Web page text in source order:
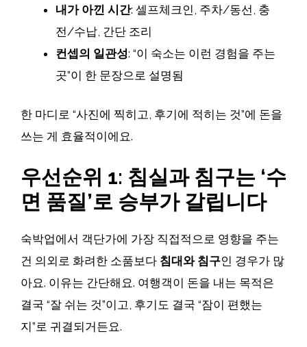
내가 아낀 시간: 셀프체크인, 주차/동선, 충
전/수납, 간단 조리
컨셉의 일관성: “이 숙소는 이런 경험을 주는
곳”이 한 문장으로 설명됨
한 마디로 “사진에 찍히고, 후기에 적히는 것”에 돈을
쓰는 게 효율적이에요.
우선순위 1: 침실과 침구는 ‘수
면 품질’로 승부가 갈립니다
숙박업에서 객단가에 가장 직접적으로 영향을 주는
건 의외로 화려한 소품보다 침대와 침구인 경우가 많
아요. 이유는 간단해요. 여행객이 돈을 내는 목적은
결국 “잘 쉬는 것”이고, 후기도 결국 “잠이 편했는
지”로 귀결되거든요.